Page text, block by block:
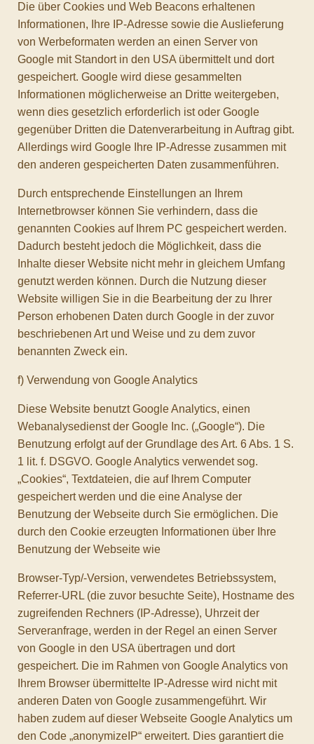
Die über Cookies und Web Beacons erhaltenen
Informationen, Ihre IP-Adresse sowie die Auslieferung
von Werbeformaten werden an einen Server von
Google mit Standort in den USA übermittelt und dort
gespeichert. Google wird diese gesammelten
Informationen möglicherweise an Dritte weitergeben,
wenn dies gesetzlich erforderlich ist oder Google
gegenüber Dritten die Datenverarbeitung in Auftrag gibt.
Allerdings wird Google Ihre IP-Adresse zusammen mit
den anderen gespeicherten Daten zusammenführen.
Durch entsprechende Einstellungen an Ihrem
Internetbrowser können Sie verhindern, dass die
genannten Cookies auf Ihrem PC gespeichert werden.
Dadurch besteht jedoch die Möglichkeit, dass die
Inhalte dieser Website nicht mehr in gleichem Umfang
genutzt werden können. Durch die Nutzung dieser
Website willigen Sie in die Bearbeitung der zu Ihrer
Person erhobenen Daten durch Google in der zuvor
beschriebenen Art und Weise und zu dem zuvor
benannten Zweck ein.
f) Verwendung von Google Analytics
Diese Website benutzt Google Analytics, einen
Webanalysedienst der Google Inc. („Google“). Die
Benutzung erfolgt auf der Grundlage des Art. 6 Abs. 1 S.
1 lit. f. DSGVO. Google Analytics verwendet sog.
„Cookies“, Textdateien, die auf Ihrem Computer
gespeichert werden und die eine Analyse der
Benutzung der Webseite durch Sie ermöglichen. Die
durch den Cookie erzeugten Informationen über Ihre
Benutzung der Webseite wie
Browser-Typ/-Version, verwendetes Betriebssystem,
Referrer-URL (die zuvor besuchte Seite), Hostname des
zugreifenden Rechners (IP-Adresse), Uhrzeit der
Serveranfrage, werden in der Regel an einen Server
von Google in den USA übertragen und dort
gespeichert. Die im Rahmen von Google Analytics von
Ihrem Browser übermittelte IP-Adresse wird nicht mit
anderen Daten von Google zusammengeführt. Wir
haben zudem auf dieser Webseite Google Analytics um
den Code „anonymizeIP“ erweitert. Dies garantiert die